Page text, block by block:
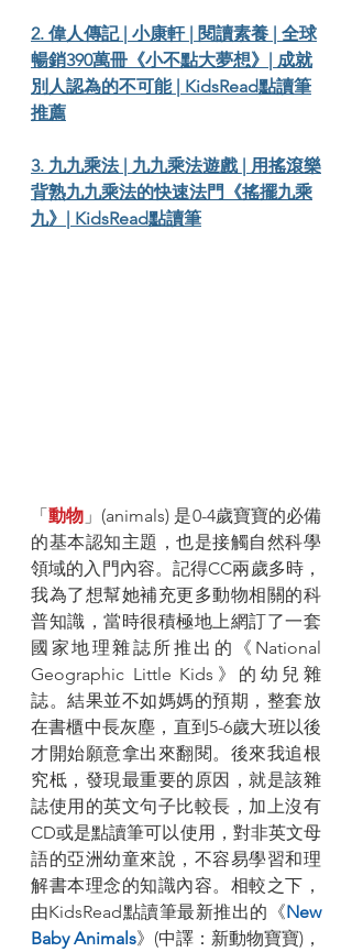
2. 偉人傳記 | 小康軒 | 閱讀素養 | 全球
暢銷390萬冊《小不點大夢想》| 成就
別人認為的不可能 | KidsRead點讀筆
推薦
3. 九九乘法 | 九九乘法遊戲 | 用搖滾樂
背熟九九乘法的快速法門《搖擺九乘
九》| KidsRead點讀筆
「動物 」(animals) 是0-4歲寶寶的必備
的基本認知主題，也是接觸自然科學
領域的入門內容。記得CC兩歲多時，
我為了想幫她補充更多動物相關的科
普知識，當時很積極地上網訂了一套
國家地理雜誌所推出的《National
Geographic Little Kids》的幼兒雜
誌。結果並不如媽媽的預期，整套放
在書櫃中長灰塵，直到5-6歲大班以後
才開始願意拿出來翻閱。後來我追根
究柢，發現最重要的原因，就是該雜
誌使用的英文句子比較長，加上沒有
CD或是點讀筆可以使用，對非英文母
語的亞洲幼童來說，不容易學習和理
解書本理念的知識內容。相較之下，
由KidsRead點讀筆最新推出的《New
Baby Animals》(中譯：新動物寶寶)，